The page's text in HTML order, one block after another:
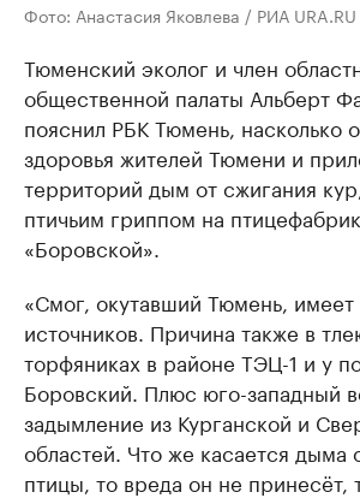
Фото: Анастасия Яковлева / РИА URA.RU
Тюменский эколог и член
общественной палаты Альберт
пояснил РБК Тюмень, насколько
здоровья жителей Тюмени и
территорий дым от сжигания
птичьим гриппом на
«Боровской».
«Смог, окутавший Тюмень,
источников. Причина также в
торфяниках в районе ТЭЦ-1 и у
Боровский. Плюс юго-западный
задымление из Курганской и
областей. Что же касается дыма
птицы, то вреда он не принесёт,